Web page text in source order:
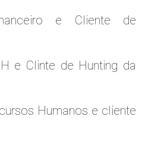
e Cliente de
e Clinte de Hunting da
Humanos e cliente